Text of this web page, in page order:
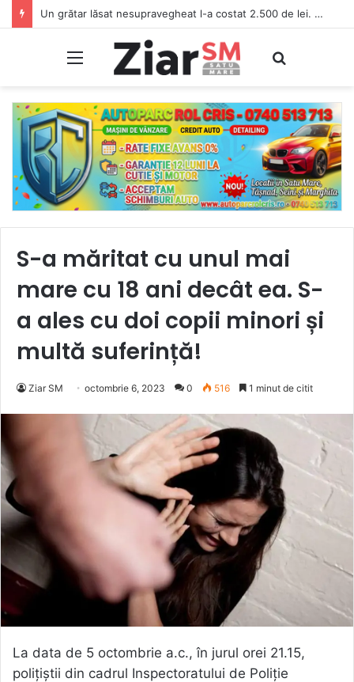
Un grătar lăsat nesupravegheat l-a costat 2.500 de lei. Focul s-a extins la vegetația uscată
Meniu
S-a măritat cu unul mai
mare cu 18 ani decât ea. S-
a ales cu doi copii minori și
multă suferință!
Ziar SM octombrie 6, 2023 0 516 1 minut de citit
La data de 5 octombrie a.c., în jurul orei 21.15,
polițiștii din cadrul Inspectoratului de Poliție